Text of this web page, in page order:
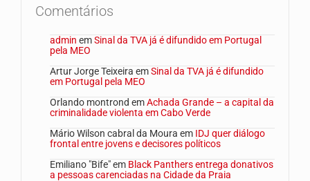
Comentários
admin emSinal da TVA já é difundido em Portugal
pela MEO
Artur Jorge Teixeira emSinal da TVA já é difundido
em Portugal pela MEO
Orlando montrond emAchada Grande – a capital da
criminalidade violenta em Cabo Verde
Mário Wilson cabral da Moura em IDJ quer diálogo
frontal entre jovens e decisores políticos
Emiliano "Bife"em Black Panthers entrega donativos
a pessoas carenciadas na Cidade da Praia